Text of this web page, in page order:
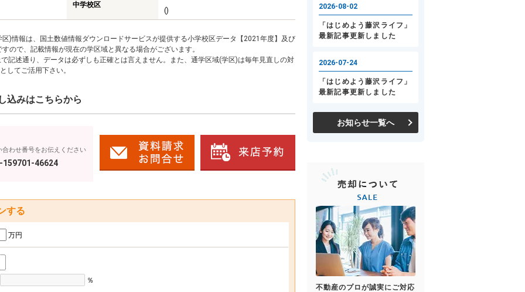
中学校区
()
)情報は、国土数値情報ダウンロードサービスが提供する小学校区データ【2021年度】及び
ので、記載情報が現在の学区域と異なる場合がございます。
記述通り、データは必ずしも正確とは言えません。また、通学区域(学区)は毎年見直しの対
してご活用下さい。
込みはこちらから
合わせ番号をお伝えください
159701-46624
する
万円
％
お知らせ一覧へ
不動産のプロが誠実にご対応